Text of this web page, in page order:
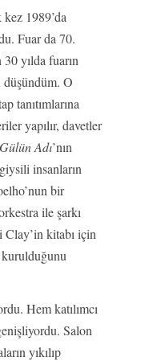
1989’da
Fuar da 70.
30 yılda fuarın
O
tanıtımlarına
yapılır, davetler
Gülün Adı’nın
insanların
bir
ile şarkı
kitabı için
Hem katılımcı
Salon
yıkılıp